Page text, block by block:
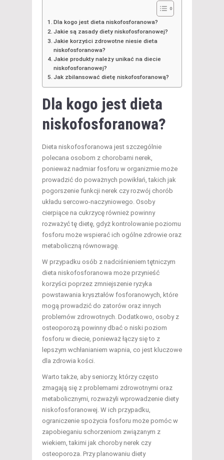
Dla kogo jest dieta niskofosforanowa?
Jakie są zasady diety niskofosforanowej?
Jakie korzyści zdrowotne niesie dieta
niskofosforanowa?
Jakie produkty należy unikać na diecie
niskofosforanowej?
Jak zbilansować dietę niskofosforanową?
Dla kogo jest dieta
niskofosforanowa?
Dieta niskofosforanowa jest szczególnie
polecana osobom z chorobami nerek,
ponieważ nadmiar fosforu w organizmie może
prowadzić do poważnych powikłań, takich jak
pogorszenie funkcji nerek czy rozwój chorób
układu sercowo-naczyniowego. Osoby
cierpiące na cukrzycę również powinny
rozważyć tę dietę, gdyż kontrolowanie poziomu
fosforu może wspierać ich ogólne zdrowie oraz
metaboliczną równowagę.
W przypadku osób z nadciśnieniem tętniczym
dieta niskofosforanowa może przynieść
korzyści poprzez zmniejszenie ryzyka
powstawania kryształów fosforanowych, które
mogą prowadzić do zatorów oraz innych
problemów zdrowotnych. Dodatkowo, osoby z
osteoporozą powinny dbać o niski poziom
fosforu w diecie, ponieważ łączy się to z
lepszym wchłanianiem wapnia, co jest kluczowe
dla zdrowia kości.
Warto także, aby seniorzy, którzy często
zmagają się z problemami zdrowotnymi oraz
metabolicznymi, rozważyli wprowadzenie diety
niskofosforanowej. W ich przypadku,
ograniczenie spożycia fosforu może pomóc w
zapobieganiu schorzeniom związanym z
wiekiem, takimi jak choroby nerek czy
osteoporoza. Przy planowaniu diety